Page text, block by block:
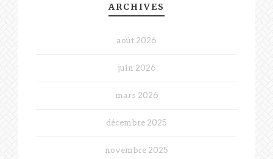
ARCHIVES
août 2026
juin 2026
mars 2026
décembre 2025
novembre 2025